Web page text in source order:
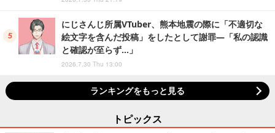
にじさんじ所属VTuber、熊本地震の際に「不適切な
絵文字を含んだ投稿」をしたとして謝罪―「私の認識
と確認が至らず…」
2026.7.30 Thu 13:00
ランキングをもっと見る
トピックス